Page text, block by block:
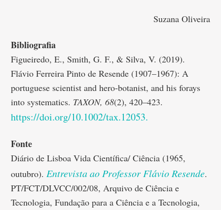
Suzana Oliveira
Bibliografia
Figueiredo, E., Smith, G. F., & Silva, V. (2019).
Flávio Ferreira Pinto de Resende (1907–1967): A
portuguese scientist and hero‐botanist, and his forays
into systematics. TAXON, 68(2), 420–423.
https://doi.org/10.1002/tax.12053.
Fonte
Diário de Lisboa Vida Científica/ Ciência (1965,
outubro).Entrevista ao Professor Flávio Resende.
PT/FCT/DLVCC/002/08, Arquivo de Ciência e
Tecnologia, Fundação para a Ciência e a Tecnologia,